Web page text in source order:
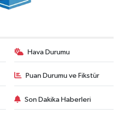
Hava Durumu
Puan Durumu ve Fikstür
Son Dakika Haberleri